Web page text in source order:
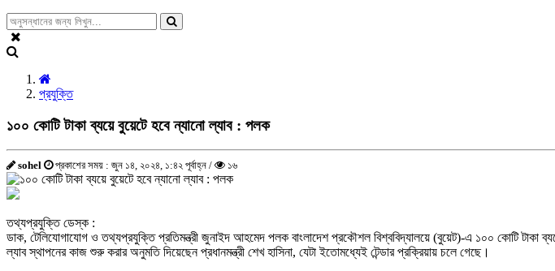
প্রযুক্তি
১০০ কোটি টাকা ব্যয়ে বুয়েটে হবে ন্যানো ল্যাব : পলক
sohel প্রকাশের সময় : জুন ১৪, ২০২৪, ১:৪২ পূর্বাহ্ন / ১৬
তথ্যপ্রযুক্তি ডেস্ক :
ডাক, টেলিযোগাযোগ ও তথ্যপ্রযুক্তি প্রতিমন্ত্রী জুনাইদ আহমেদ পলক বাংলাদেশ প্রকৌশল বিশ্ববিদ্যালয়ে (বুয়েট)-এ ১০০ কোটি টাকা
ল্যাব স্থাপনের কাজ শুরু করার অনুমতি দিয়েছেন প্রধানমন্ত্রী শেখ হাসিনা, যেটা ইতোমধ্যেই টেন্ডার প্রক্রিয়ায় চলে গেছে।